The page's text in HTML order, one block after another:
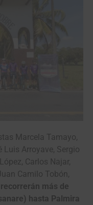
Marcela Tamayo,
Luis Arroyave, Sergio
Carlos Najar,
Camilo Tobón,
recorrerán más de
hasta Palmira